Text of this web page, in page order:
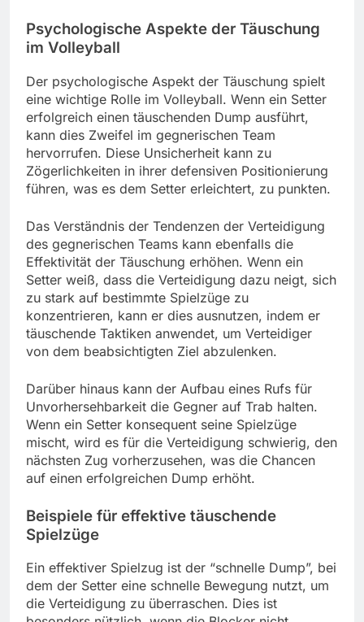
Psychologische Aspekte der Täuschung
im Volleyball
Der psychologische Aspekt der Täuschung spielt
eine wichtige Rolle im Volleyball. Wenn ein Setter
erfolgreich einen täuschenden Dump ausführt,
kann dies Zweifel im gegnerischen Team
hervorrufen. Diese Unsicherheit kann zu
Zögerlichkeiten in ihrer defensiven Positionierung
führen, was es dem Setter erleichtert, zu punkten.
Das Verständnis der Tendenzen der Verteidigung
des gegnerischen Teams kann ebenfalls die
Effektivität der Täuschung erhöhen. Wenn ein
Setter weiß, dass die Verteidigung dazu neigt, sich
zu stark auf bestimmte Spielzüge zu
konzentrieren, kann er dies ausnutzen, indem er
täuschende Taktiken anwendet, um Verteidiger
von dem beabsichtigten Ziel abzulenken.
Darüber hinaus kann der Aufbau eines Rufs für
Unvorhersehbarkeit die Gegner auf Trab halten.
Wenn ein Setter konsequent seine Spielzüge
mischt, wird es für die Verteidigung schwierig, den
nächsten Zug vorherzusehen, was die Chancen
auf einen erfolgreichen Dump erhöht.
Beispiele für effektive täuschende
Spielzüge
Ein effektiver Spielzug ist der “schnelle Dump”, bei
dem der Setter eine schnelle Bewegung nutzt, um
die Verteidigung zu überraschen. Dies ist